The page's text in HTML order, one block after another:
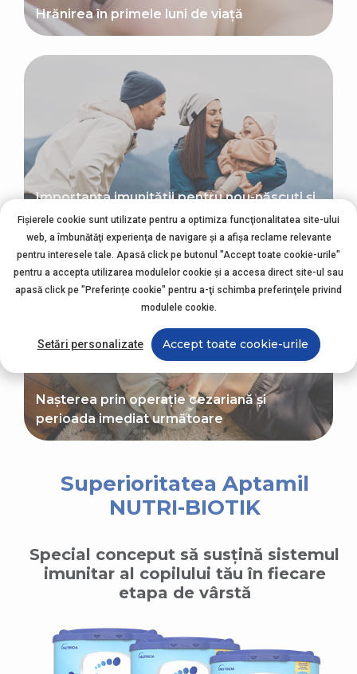
Hrănirea în primele luni de viață
Importanța imunității pentru nou-născuți și
modul în care poate fi susținută
Nașterea prin operație cezariană și
perioada imediat următoare
Superioritatea Aptamil
NUTRI-BIOTIK
Special conceput să susțină sistemul
imunitar al copilului tău în fiecare
etapa de vârstă
Fișierele cookie sunt utilizate pentru a optimiza funcţionalitatea site-ului
web, a îmbunătăţi experienţa de navigare şi a afişa reclame relevante
pentru interesele tale. Apasă click pe butonul "Accept toate cookie-urile"
pentru a accepta utilizarea modulelor cookie şi a accesa direct site-ul sau
apasă click pe "Preferințe cookie" pentru a-ţi schimba preferinţele privind
modulele cookie.
Setări personalizate Accept toate cookie-urile